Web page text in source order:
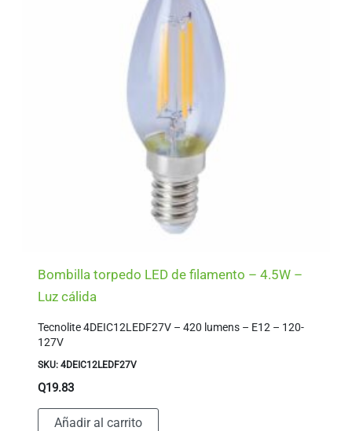
Bombilla torpedo LED de filamento – 4.5W –
Luz cálida
Tecnolite 4DEIC12LEDF27V – 420 lumens – E12 – 120-
127V
SKU: 4DEIC12LEDF27V
Q19.83
Añadir al carrito